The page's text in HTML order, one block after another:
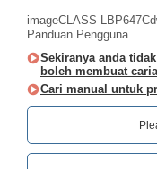
imageCLASS
Panduan Pengguna
Sekiranya anda
boleh membuat
Cari manual untuk